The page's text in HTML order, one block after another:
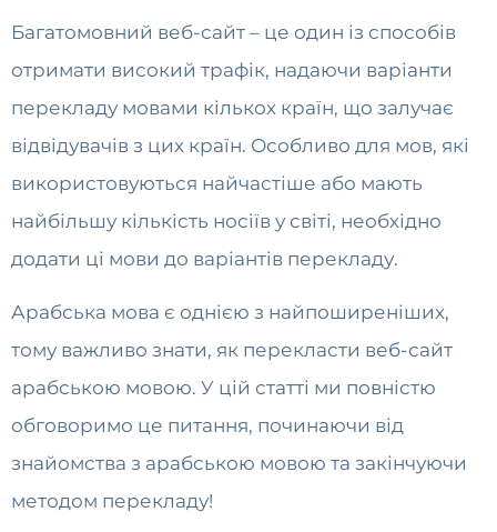
Багатомовний веб-сайт – це один із способів
отримати високий трафік, надаючи варіанти
перекладу мовами кількох країн, що залучає
відвідувачів з цих країн. Особливо для мов, які
використовуються найчастіше або мають
найбільшу кількість носіїв у світі, необхідно
додати ці мови до варіантів перекладу.
Арабська мова є однією з найпоширеніших,
тому важливо знати, як перекласти веб-сайт
арабською мовою. У цій статті ми повністю
обговоримо це питання, починаючи від
знайомства з арабською мовою та закінчуючи
методом перекладу!